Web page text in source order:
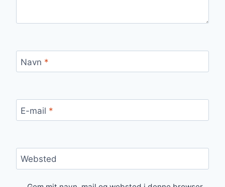
Navn *
E-mail *
Websted